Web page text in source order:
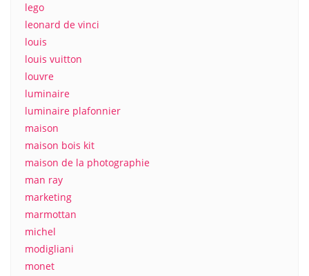
lego
leonard de vinci
louis
louis vuitton
louvre
luminaire
luminaire plafonnier
maison
maison bois kit
maison de la photographie
man ray
marketing
marmottan
michel
modigliani
monet